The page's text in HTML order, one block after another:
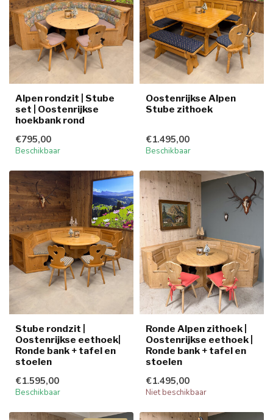
Alpen rondzit | Stube
set | Oostenrijkse
hoekbank rond
€795,00
Beschikbaar
Oostenrijkse Alpen
Stube zithoek
€1.495,00
Beschikbaar
Stube rondzit |
Oostenrijkse eethoek|
Ronde bank + tafel en
stoelen
€1.595,00
Beschikbaar
Ronde Alpen zithoek |
Oostenrijkse eethoek |
Ronde bank + tafel en
stoelen
€1.495,00
Niet beschikbaar